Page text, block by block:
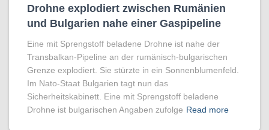
Drohne explodiert zwischen Rumänien
und Bulgarien nahe einer Gaspipeline
Eine mit Sprengstoff beladene Drohne ist nahe der
Transbalkan-Pipeline an der rumänisch-bulgarischen
Grenze explodiert. Sie stürzte in ein Sonnenblumenfeld.
Im Nato-Staat Bulgarien tagt nun das
Sicherheitskabinett. Eine mit Sprengstoff beladene
Drohne ist bulgarischen Angaben zufolge Read more